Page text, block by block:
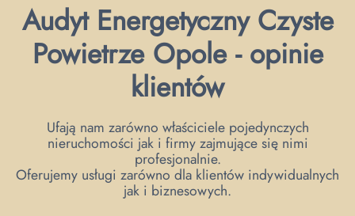
Audyt Energetyczny Czyste
Powietrze Opole - opinie
klientów
Ufają nam zarówno właściciele pojedynczych
nieruchomości jak i firmy zajmujące się nimi
profesjonalnie.
Oferujemy usługi zarówno dla klientów indywidualnych
jak i biznesowych.